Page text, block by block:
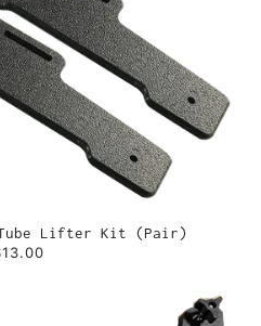
Tube Lifter Kit (Pair)